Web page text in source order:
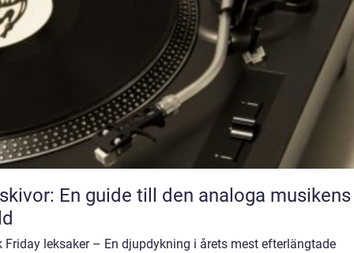
En guide till den analoga musikens
Friday leksaker – En djupdykning i årets mest efterlängtade